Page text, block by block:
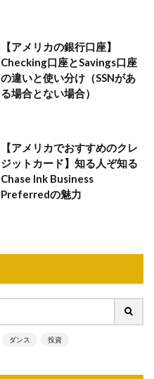
【アメリカの銀行口座】
Checking口座とSavings口座
の違いと使い分け（SSNがあ
る場合とない場合）
【アメリカでおすすめのクレ
ジットカード】知る人ぞ知る
Chase Ink Business
Preferredの魅力
ダンス 投資